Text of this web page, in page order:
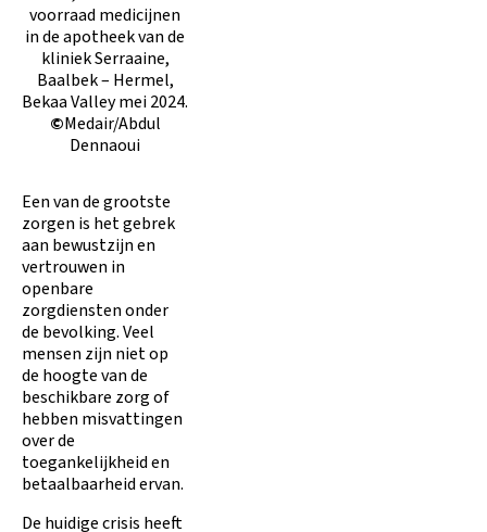
voorraad medicijnen
in de apotheek van de
kliniek Serraaine,
Baalbek – Hermel,
Bekaa Valley mei 2024.
©Medair/Abdul
Dennaoui
Een van de grootste
zorgen is het gebrek
aan bewustzijn en
vertrouwen in
openbare
zorgdiensten onder
de bevolking. Veel
mensen zijn niet op
de hoogte van de
beschikbare zorg of
hebben misvattingen
over de
toegankelijkheid en
betaalbaarheid ervan.
De huidige crisis heeft